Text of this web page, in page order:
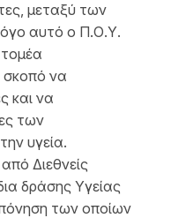
μεταξύ των
αυτό ο Π.Ο.Υ.
σκοπό να
και να
των
υγεία.
Διεθνείς
δράσης Υγείας
των οποίων